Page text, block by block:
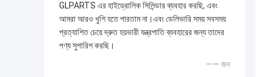
GLPARTS এর হাইড্রোলিক সিলিন্ডার ব্যবহার করছি, এবং
আমরা আরও খুশি হতে পারতাম না।এবং ডেলিভারি সময় সবসময়
প্রত্যাশিত চেয়ে দ্রুত হয়ভারী যন্ত্রপাতি ব্যবহারের জন্য তাদের
পণ্য সুপারিশ করছি।
—— জন